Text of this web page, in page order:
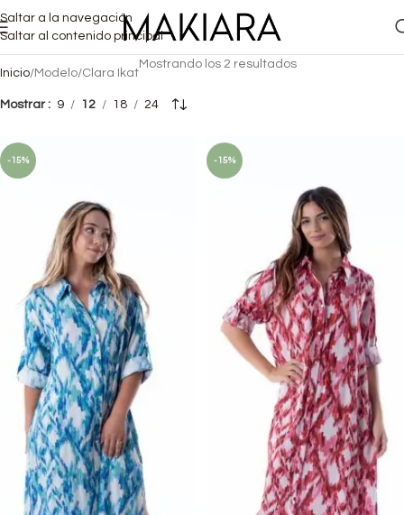
Saltar a la navegación
Saltar al contenido principal
Inicio Modelo Clara Ikat
Mostrando los 2 resultados
Mostrar 9 12 18 24
-15% -15%